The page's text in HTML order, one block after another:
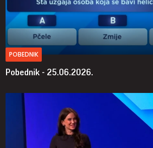
POBEDNIK
Pobednik - 25.06.2026.